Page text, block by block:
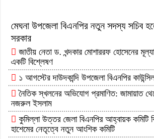
মেঘনা উপজেলা বিএনপির নতুন সদস্য সচিব
সরকার
জাতীয় নেতা ড. খন্দকার মোশাররফ হোসেনের
একটি বিশ্লেষণ
১ আগস্টের দাউদকান্দি উপজেলা বিএনপির
নৈতিক স্খলনের অভিযোগ প্রমাণিত: জামায়াত
নজরুল ইসলাম
কুমিল্লা উত্তর জেলা বিএনপির আহ্বায়ক
হাশেমের নেতৃত্বে নতুন আংশিক কমিটি